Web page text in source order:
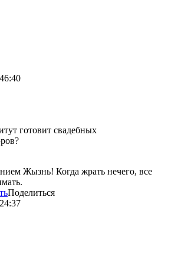
готовит свадебных
Жызнь! Когда жрать нечего, все
Поделиться